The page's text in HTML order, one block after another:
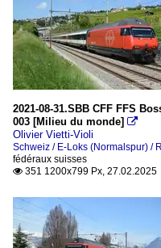
2021-08-31.SBB CFF FFS
003 [Milieu du monde] 
Olivier Vietti-Violi
Schweiz / E-Loks (Normalspur) /
fédéraux suisses
 351 1200x799 Px, 27.02.2025